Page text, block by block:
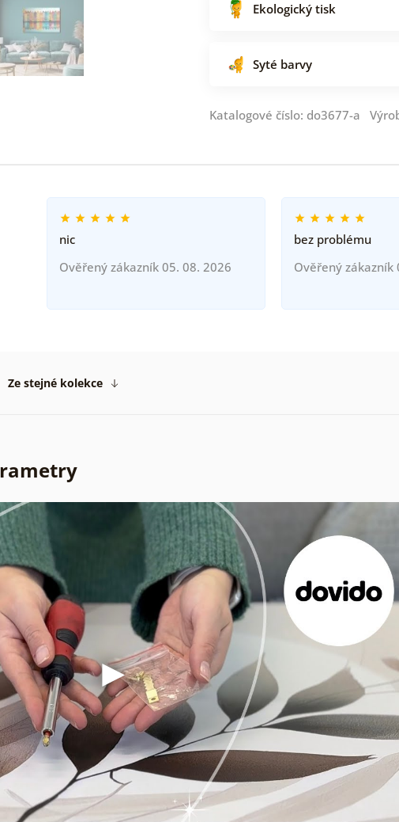
Ekologický tisk
Syté barvy
Katalogové číslo: do3677-a
nic
Ověřený zákazník 05. 08. 2026
bez problému
Ověřený zákazník
Ze stejné kolekce